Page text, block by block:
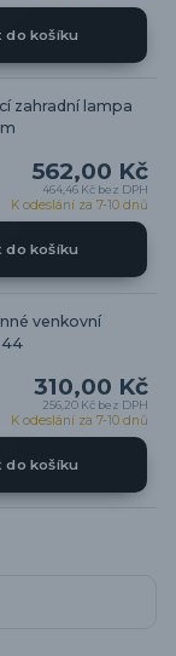
do košíku
zahradní lampa
562,00 Kč
464,46 Kč bez DPH
K odeslání za 7-10 dnů
do košíku
venkovní
310,00 Kč
256,20 Kč bez DPH
K odeslání za 7-10 dnů
do košíku